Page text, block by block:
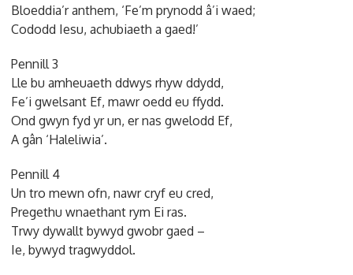
Bloeddia’r anthem, ‘Fe’m prynodd â’i waed;
Cododd Iesu, achubiaeth a gaed!’
Pennill 3
Lle bu amheuaeth ddwys rhyw ddydd,
Fe’i gwelsant Ef, mawr oedd eu ffydd.
Ond gwyn fyd yr un, er nas gwelodd Ef,
A gân ‘Haleliwia’.
Pennill 4
Un tro mewn ofn, nawr cryf eu cred,
Pregethu wnaethant rym Ei ras.
Trwy dywallt bywyd gwobr gaed –
Ie, bywyd tragwyddol.